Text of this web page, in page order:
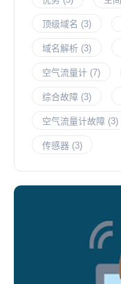
顶级域名 (3)
域名解析 (3)
空气流量计 (7)
综合故障 (3)
空气流量计故障 (3)
传感器 (3)